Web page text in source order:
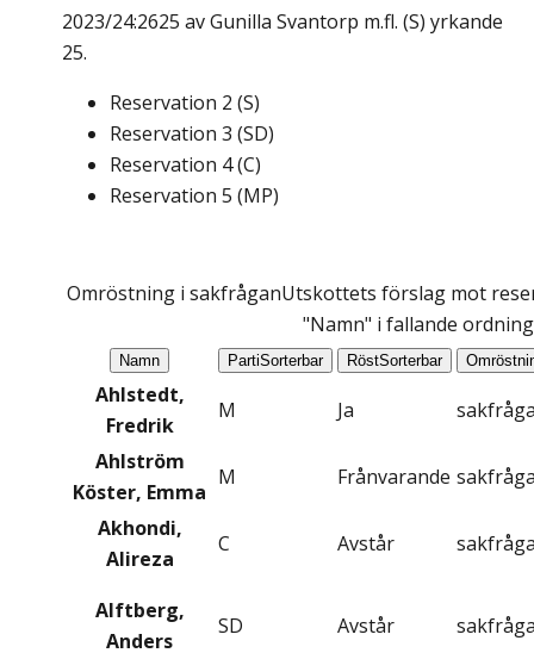
2023/24:2625 av Gunilla Svantorp m.fl. (S) yrkande
25.
Reservation 2 (S)
Reservation 3 (SD)
Reservation 4(C)
Reservation 5 (MP)
Omröstning i sakfråganUtskottets förslag mot
"Namn" i fallande ordning
Namn PartiSorterbar RöstSorterbar
Ahlstedt,
Fredrik
M Ja
Ahlström
Köster, Emma
M Frånvarande
Akhondi,
Alireza
C Avstår
Alftberg,
Anders
SD Avstår